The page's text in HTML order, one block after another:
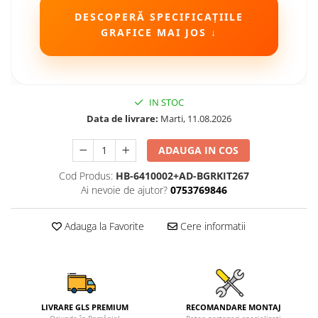
Camere Subaru
Camere înregistrare trafic
Rame adaptoare Volkswagen
DESCOPERĂ SPECIFICAȚIILE
GRAFICE MAI JOS ↓
IN STOC
Data de livrare: Marti, 11.08.2026
ADAUGA IN COS
Cod Produs: HB-6410002+AD-BGRKIT267
Ai nevoie de ajutor? 0753769846
Adauga la Favorite Cere informatii
LIVRARE GLS PREMIUM RECOMANDARE MONTAJ